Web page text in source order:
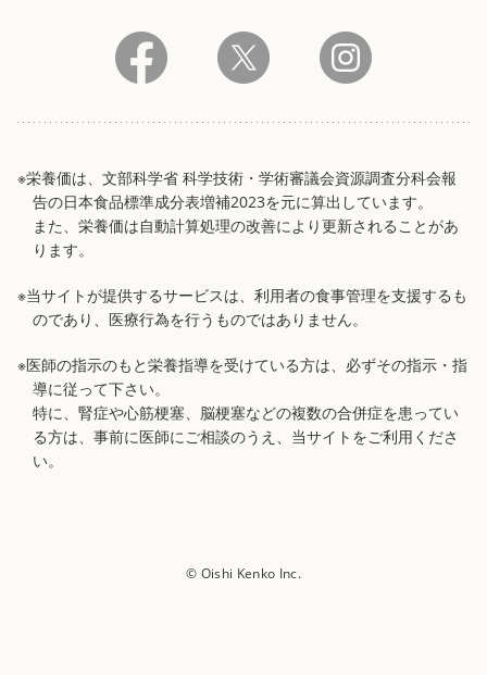
※栄養価は、文部科学省 科学技術・学術審議会資源調査分科会報
告の日本食品標準成分表増補2023を元に算出しています。
また、栄養価は自動計算処理の改善により更新されることがあ
ります。
※当サイトが提供するサービスは、利用者の食事管理を支援するも
のであり、医療行為を行うものではありません。
※医師の指示のもと栄養指導を受けている方は、必ずその指示・指
導に従って下さい。
特に、腎症や心筋梗塞、脳梗塞などの複数の合併症を患ってい
る方は、事前に医師にご相談のうえ、当サイトをご利用くださ
い。
© Oishi Kenko Inc.